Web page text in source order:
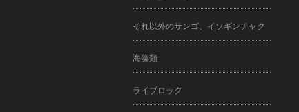
それ以外のサンゴ、イソギンチャク
海藻類
ライブロック